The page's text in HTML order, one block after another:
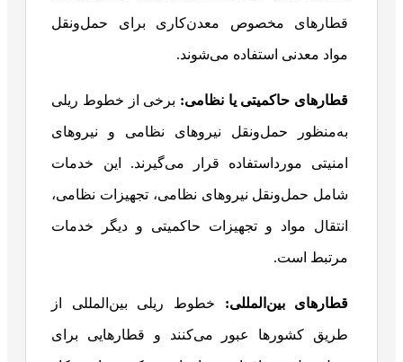
قطارهای مخصوص معدن‌کاری برای حمل‌ونقل
مواد معدنی استفاده می‌شوند.
قطارهای حاکمیتی یا نظامی: برخی از خطوط ریلی
به‌منظور حمل‌ونقل نیروهای نظامی و نیروهای
امنیتی مورداستفاده قرار می‌گیرند. این خدمات
شامل حمل‌ونقل نیروهای نظامی، تجهیزات نظامی،
انتقال مواد و تجهیزات حاکمیتی و دیگر خدمات
مرتبط است.
قطارهای بین‌المللی: خطوط ریلی بین‌المللی از
طریق کشورها عبور می‌کنند و قطارهایی برای